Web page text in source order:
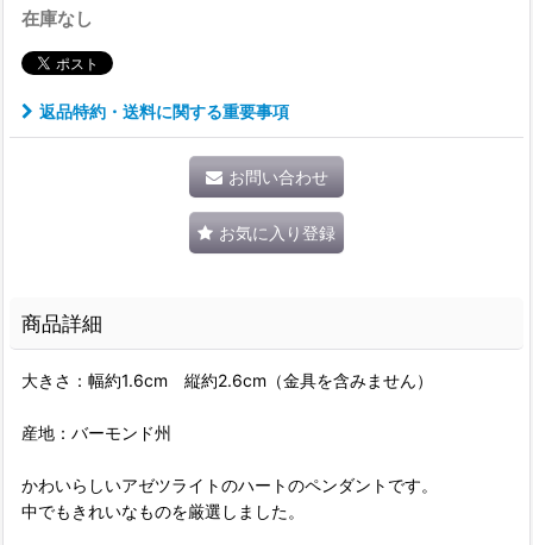
在庫なし
返品特約・送料に関する重要事項
お問い合わせ
お気に入り登録
商品詳細
大きさ：幅約1.6cm 縦約2.6cm（金具を含みません）
産地：バーモンド州
かわいらしいアゼツライトのハートのペンダントです。
中でもきれいなものを厳選しました。